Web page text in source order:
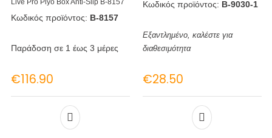
Live Pro Plyo Box Anti-Slip Β-8157
Κωδικός προϊόντος: Β-8157
Παράδοση σε 1 έως 3 μέρες
€116.90
Κωδικός προϊόντος: Β-9030-1
Εξαντλημένο, καλέστε για
διαθεσιμότητα
€28.50